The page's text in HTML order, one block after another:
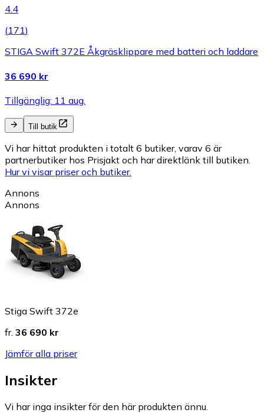
4.4
(171)
STIGA Swift 372E Åkgräsklippare med batteri och laddare
36 690 kr
Tillgänglig: 11 aug.
Till butik
Vi har hittat produkten i totalt 6 butiker, varav 6 är
partnerbutiker hos Prisjakt och har direktlänk till butiken.
Hur vi visar priser och butiker.
Annons
Annons
Stiga Swift 372e
fr. 36 690 kr
Jämför alla priser
Insikter
Vi har inga insikter för den här produkten ännu.